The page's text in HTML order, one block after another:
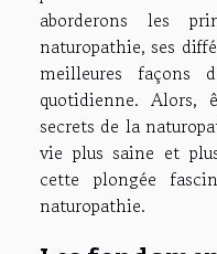
aborderons les
naturopathie, ses
meilleures façons
quotidienne. Alors,
secrets de la
vie plus saine et
cette plongée
naturopathie.